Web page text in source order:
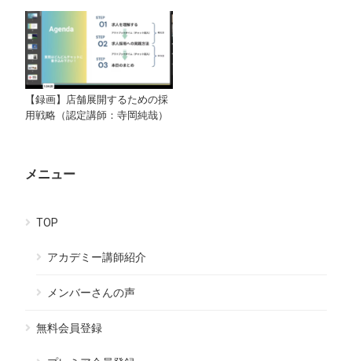
【録画】店舗展開するための採
用戦略（認定講師：寺岡純哉）
メニュー
TOP
アカデミー講師紹介
メンバーさんの声
無料会員登録